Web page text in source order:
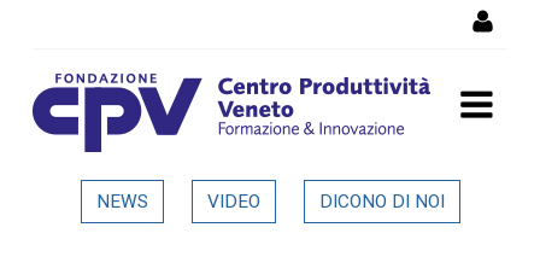
Dettaglio in evidenza
NEWS VIDEO DICONO DI NOI